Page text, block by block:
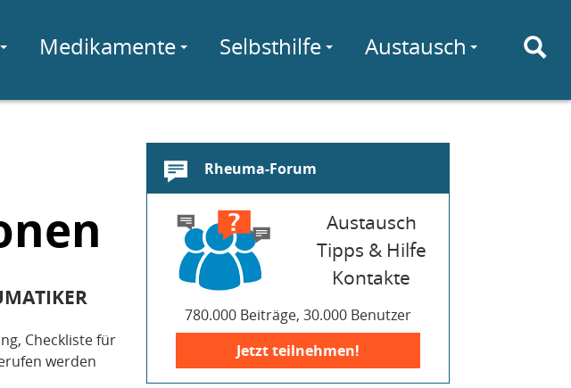
Medikamente Selbsthilfe Austausch
Checkliste für
werden
Rheuma-Forum
Austausch
Tipps & Hilfe
Kontakte
780.000 Beiträge, 30.000 Benutzer
Jetzt teilnehmen!